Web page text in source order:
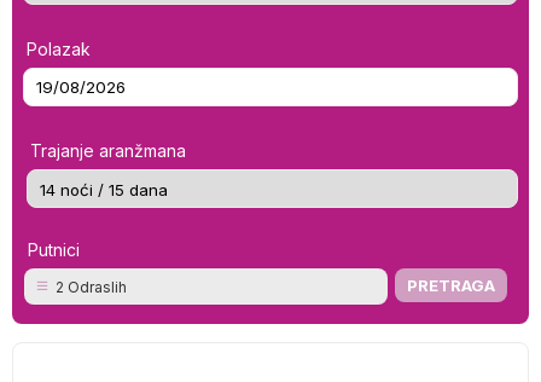
Polazak
Trajanje aranžmana
Putnici
2 Odraslih